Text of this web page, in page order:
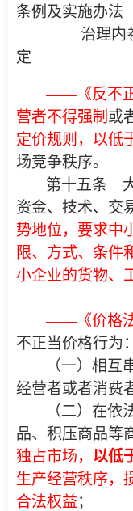
条例及实施办法
——治理内
定
——《反不正
营者不得强制 或
定价规则，以低
场竞争秩序。
第十五条
资金、技术、交
势地位，要求中
限、方式、条件
小企业的货物、
——《价格法
不正当价格行为：
（一）相
经营者或者消费
（二）在依
品、积压商品等
独占市场， 以低
生产经营秩序，
合法权益；